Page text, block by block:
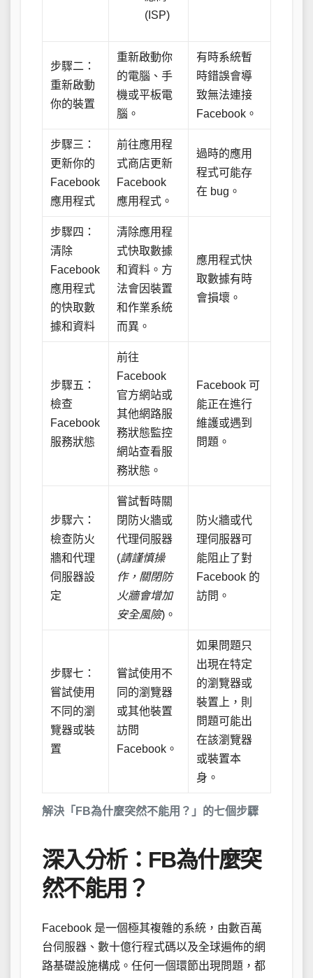
解決「FB為什麼突然不能用？」的七個步驟
(ISP)
步驟二：
重新啟動
你的裝置
重新啟動你
的電腦、手
機或平板電
腦。
有時系統暫
時錯誤會導
致無法連接
Facebook。
步驟三：
更新你的
Facebook
應用程式
前往應用程
式商店更新
Facebook
應用程式。
過時的應用
程式可能存
在 bug。
步驟四：
清除
Facebook
應用程式
的快取數
據和資料
清除應用程
式快取數據
和資料。方
法會因裝置
和作業系統
而異。
應用程式快
取數據有時
會損壞。
步驟五：
檢查
Facebook
服務狀態
前往
Facebook
官方網站或
其他網路服
務狀態監控
網站查看服
務狀態。
Facebook 可
能正在進行
維護或遇到
問題。
步驟六：
檢查防火
牆和代理
伺服器設
定
嘗試暫時關
閉防火牆或
代理伺服器
(請謹慎操
作，關閉防
火牆會增加
安全風險)。
防火牆或代
理伺服器可
能阻止了對
Facebook 的
訪問。
步驟七：
嘗試使用
不同的瀏
覽器或裝
置
嘗試使用不
同的瀏覽器
或其他裝置
訪問
Facebook。
如果問題只
出現在特定
的瀏覽器或
裝置上，則
問題可能出
在該瀏覽器
或裝置本
身。
深入分析：FB為什麼突
然不能用？
Facebook 是一個極其複雜的系統，由數百萬
台伺服器、數十億行程式碼以及全球遍佈的網
路基礎設施構成。任何一個環節出現問題，都